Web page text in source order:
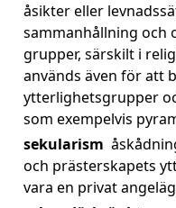
åsikter eller
sammanhållning och
grupper, särskilt i
används även för att
ytterlighetsgrupper
som exempelvis
sekularism
och prästerskapets
vara en privat